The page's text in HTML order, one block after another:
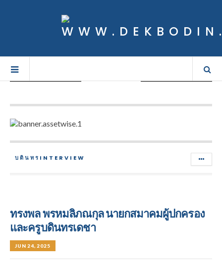
คล้ายวันอสัญกรรมเจ้าพระยา
บดินทรINTERVIEW
ทรงพล พรหมลิภณกุล นายกสมาคมผู้ปกครอง
และครูบดินทรเดชา
JUN 24, 2025